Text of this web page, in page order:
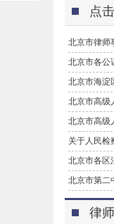
点
北京市律师
北京市各公
北京市海淀
北京市高级
北京市高级
关于人民检
北京市各区
北京市第二
律